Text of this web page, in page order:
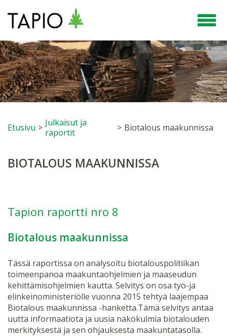
Etusivu > Julkaisut ja
raportit
> Biotalous maakunnissa
BIOTALOUS MAAKUNNISSA
Tapion raportti nro 8
Biotalous maakunnissa
Tässä raportissa on analysoitu biotalouspolitiikan
toimeenpanoa maakuntaohjelmien ja maaseudun
kehittämisohjelmien kautta. Selvitys on osa työ-ja
elinkeinoministeriölle vuonna 2015 tehtyä laajempaa
Biotalous maakunnissa -hanketta.Tämä selvitys antaa
uutta informaatiota ja uusia näkökulmia biotalouden
merkityksestä ja sen ohjauksesta maakuntatasolla.